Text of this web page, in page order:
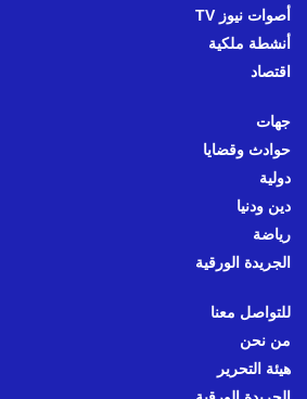
أصوات نيوز TV
أنشطة ملكية
اقتصاد
جهات
حوادث وقضايا
دولية
دين ودنيا
رياضة
الجريدة الورقية
للتواصل معنا
من نحن
هيئة التحرير